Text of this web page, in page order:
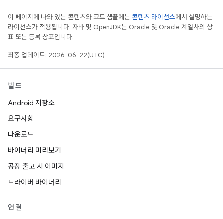
이 페이지에 나와 있는 콘텐츠와 코드 샘플에는 콘텐츠 라이선스에서 설명하는
라이선스가 적용됩니다. 자바 및 OpenJDK는 Oracle 및 Oracle 계열사의 상
표 또는 등록 상표입니다.
최종 업데이트: 2026-06-22(UTC)
빌드
Android 저장소
요구사항
다운로드
바이너리 미리보기
공장 출고 시 이미지
드라이버 바이너리
연결